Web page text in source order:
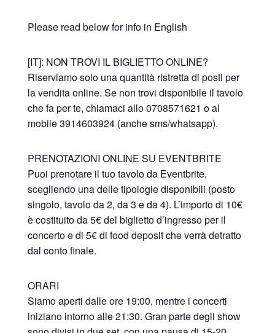
Please read below for info in English
[IT]: NON TROVI IL BIGLIETTO ONLINE?
Riserviamo solo una quantità ristretta di posti per
la vendita online. Se non trovi disponibile il tavolo
che fa per te, chiamaci allo 0708571621 o al
mobile 3914603924 (anche sms/whatsapp).
PRENOTAZIONI ONLINE SU EVENTBRITE
Puoi prenotare il tuo tavolo da Eventbrite,
scegliendo una delle tipologie disponibili (posto
singolo, tavolo da 2, da 3 e da 4). L’importo di 10€
è costituito da 5€ del biglietto d’ingresso per il
concerto e di 5€ di food deposit che verrà detratto
dal conto finale.
ORARI
Siamo aperti dalle ore 19:00, mentre i concerti
iniziano intorno alle 21:30. Gran parte degli show